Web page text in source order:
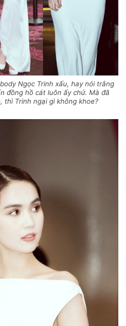
Ngọc Trinh xấu, hay nói trắng
đồng hồ cát luôn ấy chứ. Mà đã
thì Trinh ngại gì không khoe?